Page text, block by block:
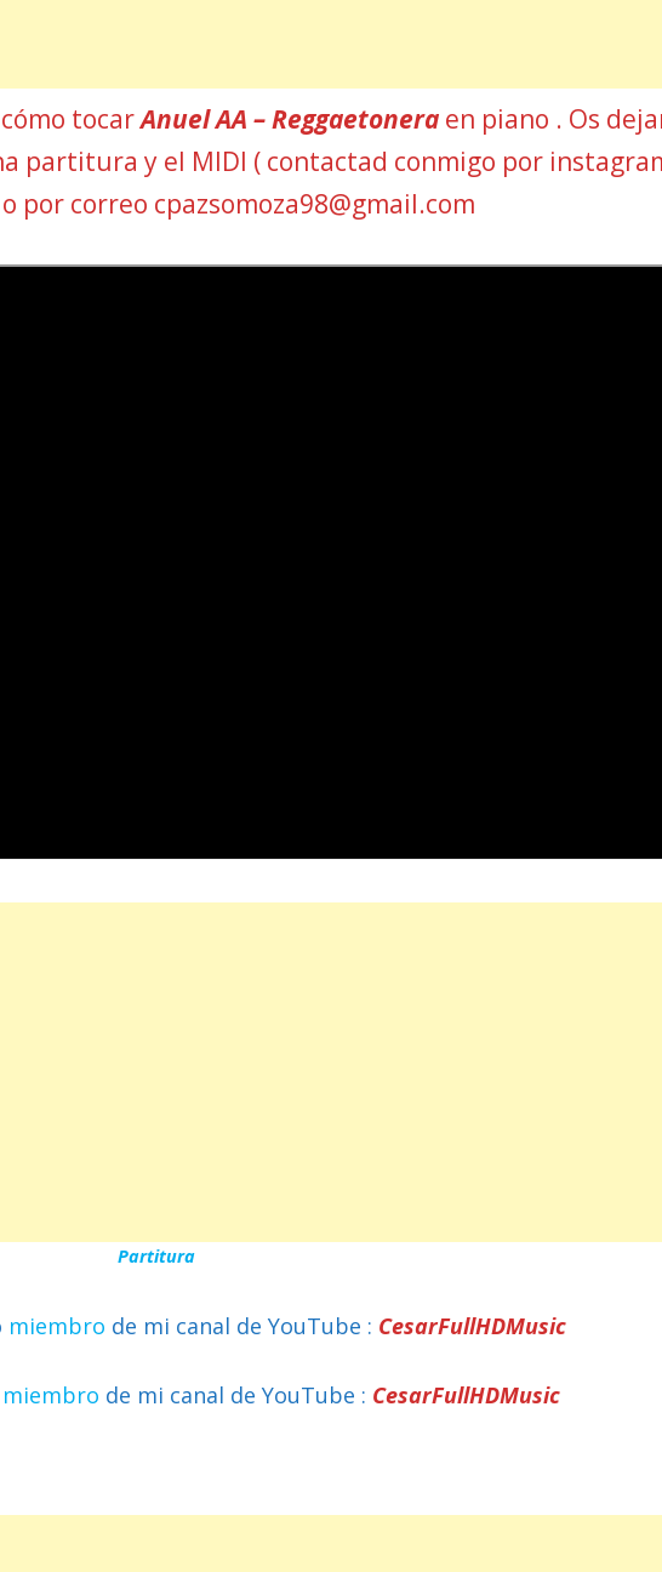
tocarAnuel AA – Reggaetonera en piano . Os
partitura y el MIDI ( contactad conmigo por
por correo cpazsomoza98@gmail.com
Partitura
miembro de mi canal de YouTube : CesarFullHDMusic
miembro de mi canal de YouTube : CesarFullHDMusic